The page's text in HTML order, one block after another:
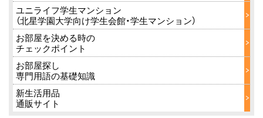
ユニライフ学生マンション
（北星学園大学向け学生会館・学生マンション）
お部屋を決める時の
チェックポイント
お部屋探し
専門用語の基礎知識
新生活用品
通販サイト